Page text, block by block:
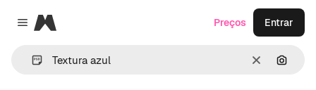
Close menu
Magnific
Limpar
Preços Entrar